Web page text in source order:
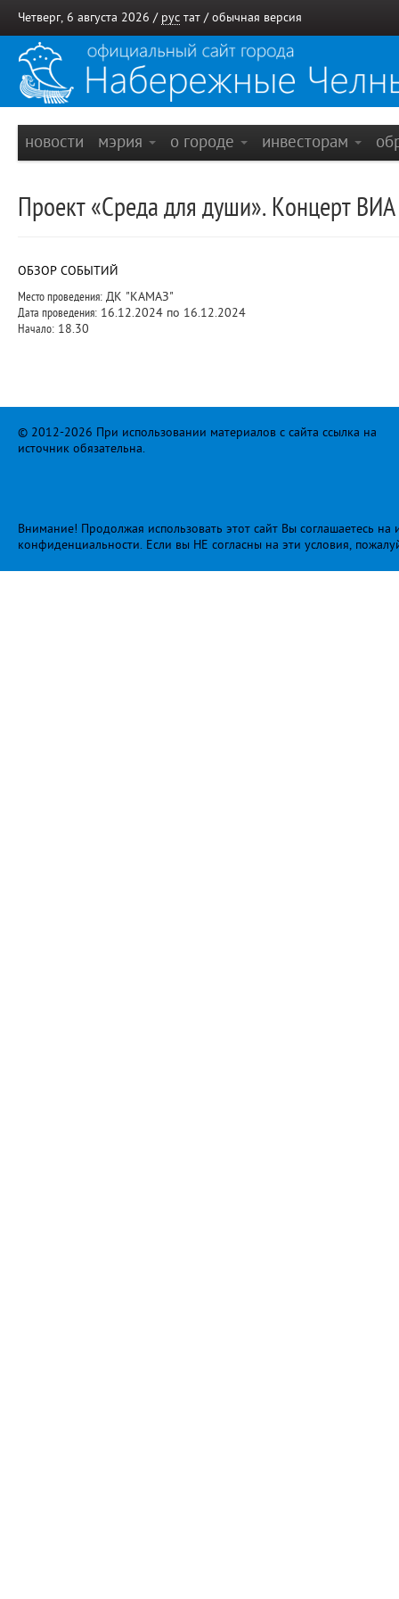
Четверг, 6 августа 2026 / рус тат / обычная версия
новости мэрия о городе инвесторам
Проект «Среда для души». Концерт
ОБЗОР СОБЫТИЙ
Место проведения: ДК "КАМАЗ"
Дата проведения: 16.12.2024 по 16.12.2024
Начало: 18.30
© 2012-2026 При использовании материалов с сайта ссылка на
источник обязательна.
Внимание! Продолжая использовать этот сайт Вы соглашаетесь
конфиденциальности. Если вы НЕ согласны на эти условия,